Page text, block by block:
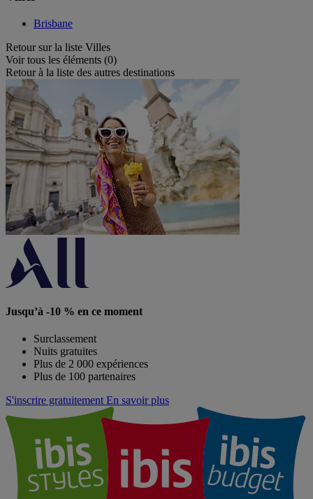
Brisbane
Retour sur la liste Villes
Voir tous les éléments (0)
Retour à la liste des autres destinations
Jusqu’à -10 % en ce moment
Surclassement
Nuits gratuites
Plus de 2 000 expériences
Plus de 100 partenaires
S'inscrire gratuitement En savoir plus